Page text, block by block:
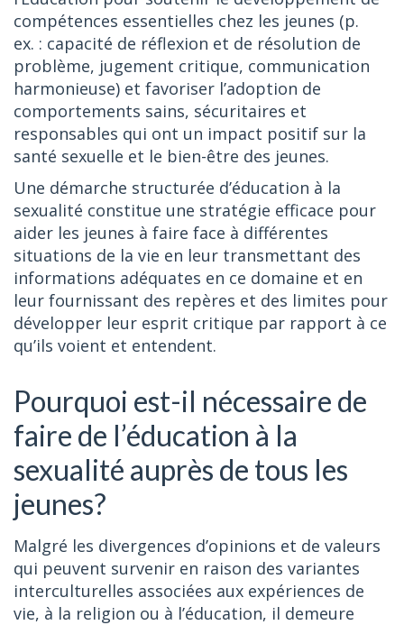
compétences essentielles chez les jeunes (p.
ex. : capacité de réflexion et de résolution de
problème, jugement critique, communication
harmonieuse) et favoriser l’adoption de
comportements sains, sécuritaires et
responsables qui ont un impact positif sur la
santé sexuelle et le bien-être des jeunes.
Une démarche structurée d’éducation à la
sexualité constitue une stratégie efficace pour
aider les jeunes à faire face à différentes
situations de la vie en leur transmettant des
informations adéquates en ce domaine et en
leur fournissant des repères et des limites pour
développer leur esprit critique par rapport à ce
qu’ils voient et entendent.
Pourquoi est-il nécessaire de
faire de l’éducation à la
sexualité auprès de tous les
jeunes?
Malgré les divergences d’opinions et de valeurs
qui peuvent survenir en raison des variantes
interculturelles associées aux expériences de
vie, à la religion ou à l’éducation, il demeure